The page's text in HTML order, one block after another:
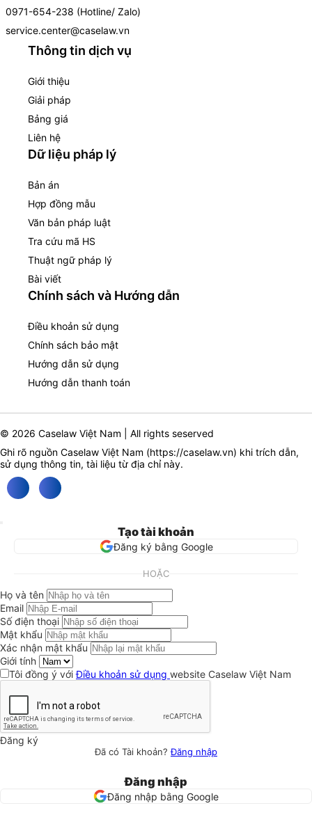
0971-654-238 (Hotline/ Zalo)
service.center@caselaw.vn
Thông tin dịch vụ
Giới thiệu
Giải pháp
Bảng giá
Liên hệ
Dữ liệu pháp lý
Bản án
Hợp đồng mẫu
Văn bản pháp luật
Tra cứu mã HS
Thuật ngữ pháp lý
Bài viết
Chính sách và Hướng dẫn
Điều khoản sử dụng
Chính sách bảo mật
Hướng dẫn sử dụng
Hướng dẫn thanh toán
© 2026 Caselaw Việt Nam | All rights seserved
Ghi rõ nguồn Caselaw Việt Nam (https://caselaw.vn) khi trích dẫn,
sử dụng thông tin, tài liệu từ địa chỉ này.
Tạo tài khoản
Đăng ký bằng Google
HOẶC
Họ và tên
Email
Số điện thoại
Mật khẩu
Xác nhận mật khẩu
Giới tính
Tôi đồng ý vớiĐiều khoản sử dụng website Caselaw Việt Nam
Đăng ký
Đã có Tài khoản?Đăng nhập
Đăng nhập
Đăng nhập bằng Google